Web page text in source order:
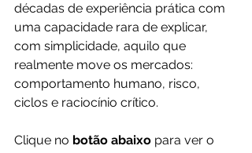
décadas de experiência prática com
uma capacidade rara de explicar,
com simplicidade, aquilo que
realmente move os mercados:
comportamento humano, risco,
ciclos e raciocínio crítico.
Clique no botão abaixo para ver o